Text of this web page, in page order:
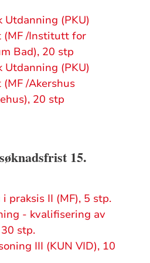
Utdanning (PKU)
(MF /Institutt for
Bad), 20 stp
Utdanning (PKU)
/Akershus
20 stp
15.
praksis II (MF), 5 stp.
- kvalifisering av
stp.
III (KUN VID), 10